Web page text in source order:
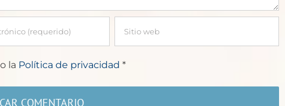
la Política de privacidad*